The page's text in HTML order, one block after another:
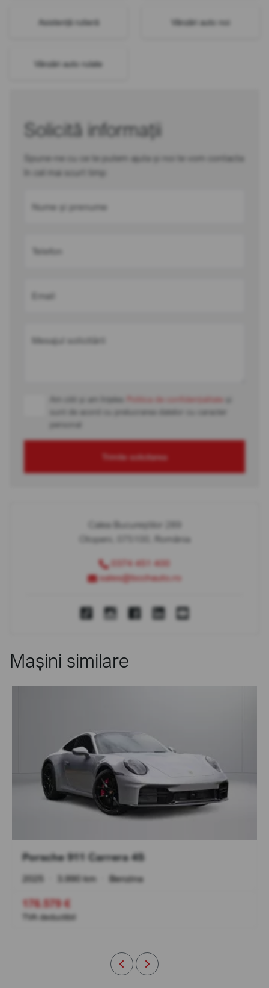
Asistență rutieră Vânzări auto noi
Vânzări auto rulate
Solicită informații
Spune-ne cu ce te putem ajuta și noi te vom contacta
în cel mai scurt timp
Nume și prenume
Telefon
Email
Mesajul solicitării
Am citit și am înțeles Politica de confidențialitate
sunt de acord cu prelucrarea datelor cu caracter
personal
Trimite solicitarea
Calea Bucureștilor 289
Otopeni, 075100, România
0374 451 400
sales@bcchauto.ro
Mașini similare
Porsche 911 Carrera 4S
2025 3.990 km Benzina
176.579 €
TVA deductibil